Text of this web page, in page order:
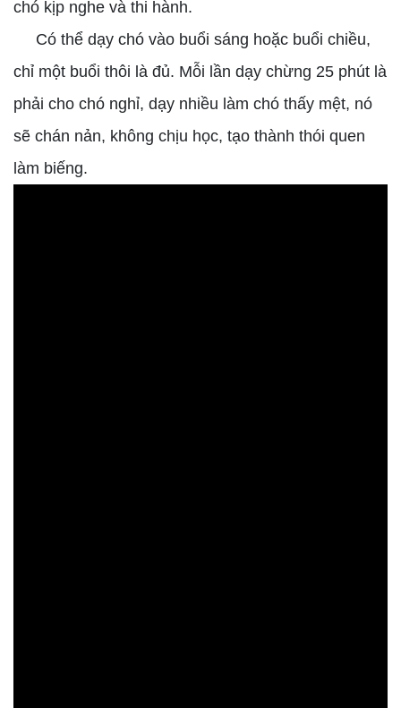
chó kịp nghe và thi hành.
Có thể dạy chó vào buổi sáng hoặc buổi chiều,
chỉ một buổi thôi là đủ. Mỗi lần dạy chừng 25 phút là
phải cho chó nghỉ, dạy nhiều làm chó thấy mệt, nó
sẽ chán nản, không chịu học, tạo thành thói quen
làm biếng.